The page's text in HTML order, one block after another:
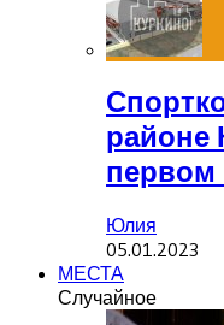
районе
первом
Юлия
05.01.2023
МЕСТА
Случайное